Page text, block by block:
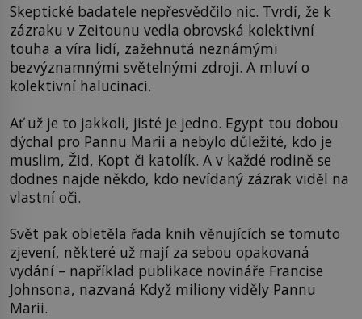
Skeptické badatele nepřesvědčilo nic. Tvrdí, že k
zázraku v Zeitounu vedla obrovská kolektivní
touha a víra lidí, zažehnutá neznámými
bezvýznamnými světelnými zdroji. A mluví o
kolektivní halucinaci.
Ať už je to jakkoli, jisté je jedno. Egypt tou dobou
dýchal pro Pannu Marii a nebylo důležité, kdo je
muslim, Žid, Kopt či katolík. A v každé rodině se
dodnes najde někdo, kdo nevídaný zázrak viděl na
vlastní oči.
Svět pak obletěla řada knih věnujících se tomuto
zjevení, některé už mají za sebou opakovaná
vydání – například publikace novináře Francise
Johnsona, nazvaná Když miliony viděly Pannu
Marii.